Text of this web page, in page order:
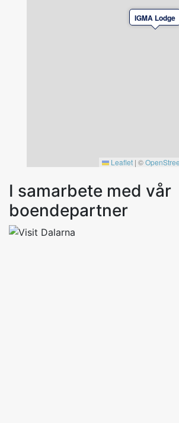
IGMA Lodge
Leaflet | ©
I samarbete med vår
boendepartner